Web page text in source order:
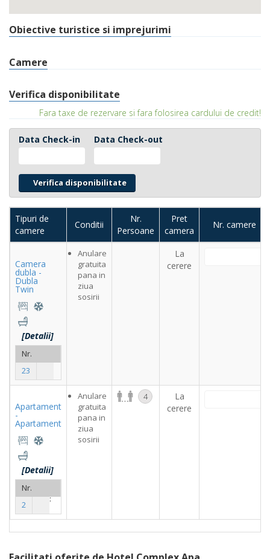
Obiective turistice si imprejurimi
Camere
Verifica disponibilitate
Fara taxe de rezervare si fara folosirea cardului de credit!
Data Check-in Data Check-out
Tipuri de
camere
Conditii
Nr.
Persoane
Pret
camera
Nr. camere
Camera
dubla -
Dubla
Twin
[Detalii]
Nr.
camere:
23
Anulare
gratuita
pana in
ziua
sosirii
La
cerere
Apartament
-
Apartament
[Detalii]
Nr.
camere:
2
Anulare
gratuita
pana in
ziua
sosirii
4
La
cerere